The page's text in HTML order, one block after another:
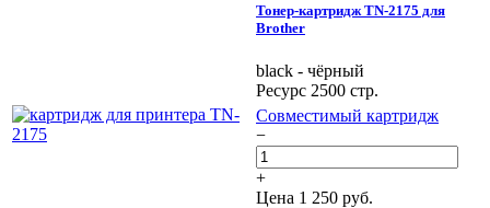
Тонер-картридж TN-2175 для
Brother
black - чёрный
Ресурс 2500 стр.
Совместимый картридж
−
+
Цена 1 250 руб.